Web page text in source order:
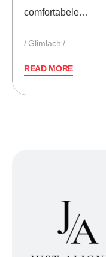
comfortabele…
Glimlach
READ MORE